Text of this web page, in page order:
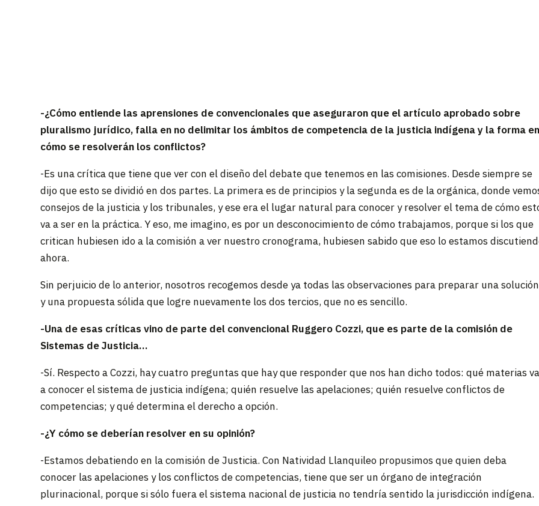
-¿Cómo entiende las aprensiones de convencionales que aseguraron que el artículo aprobado sobre
pluralismo jurídico, falla en no delimitar los ámbitos de competencia de la justicia indígena y la forma
cómo se resolverán los conflictos?
-Es una crítica que tiene que ver con el diseño del debate que tenemos en las comisiones. Desde siempre se
dijo que esto se dividió en dos partes. La primera es de principios y la segunda es de la orgánica, donde
consejos de la justicia y los tribunales, y ese era el lugar natural para conocer y resolver el tema de cómo
va a ser en la práctica. Y eso, me imagino, es por un desconocimiento de cómo trabajamos, porque si los que
critican hubiesen ido a la comisión a ver nuestro cronograma, hubiesen sabido que eso lo estamos
ahora.
Sin perjuicio de lo anterior, nosotros recogemos desde ya todas las observaciones para preparar una solución
y una propuesta sólida que logre nuevamente los dos tercios, que no es sencillo.
-Una de esas críticas vino de parte del convencional Ruggero Cozzi, que es parte de la comisión de
Sistemas de Justicia…
-Sí. Respecto a Cozzi, hay cuatro preguntas que hay que responder que nos han dicho todos: qué materias
a conocer el sistema de justicia indígena; quién resuelve las apelaciones; quién resuelve conflictos de
competencias; y qué determina el derecho a opción.
-¿Y cómo se deberían resolver en su opinión?
-Estamos debatiendo en la comisión de Justicia. Con Natividad Llanquileo propusimos que quien deba
conocer las apelaciones y los conflictos de competencias, tiene que ser un órgano de integración
plurinacional, porque si sólo fuera el sistema nacional de justicia no tendría sentido la jurisdicción indígena.